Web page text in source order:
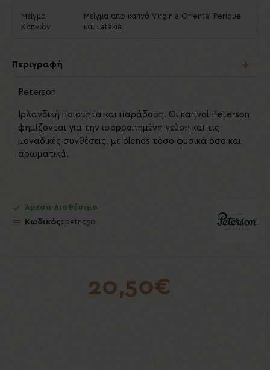
Μείγμα
Καπνών
Μείγμα απο καπνά Virginia Oriental Perique
και Latakia
Περιγραφή
Peterson
Ιρλανδική ποιότητα και παράδοση. Οι καπνοί Peterson
φημίζονται για την ισορροπημένη γεύση και τις
μοναδικές συνθέσεις, με blends τόσο φυσικά όσο και
αρωματικά.
20,50€
Άμεσα Διαθέσιμο
Κωδικός: petnc50